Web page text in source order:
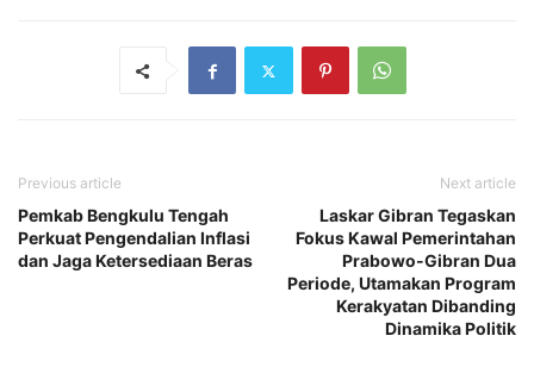
Previous article
Pemkab Bengkulu Tengah
Perkuat Pengendalian Inflasi
dan Jaga Ketersediaan Beras
Next article
Laskar Gibran Tegaskan
Fokus Kawal Pemerintahan
Prabowo-Gibran Dua
Periode, Utamakan Program
Kerakyatan Dibanding
Dinamika Politik